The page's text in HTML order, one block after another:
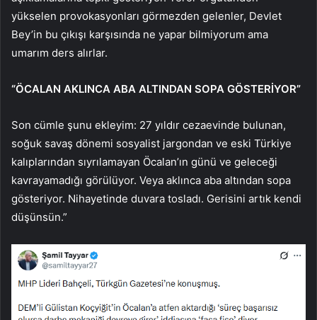
yükselen provokasyonları görmezden gelenler, Devlet
Bey’in bu çıkışı karşısında ne yapar bilmiyorum ama
umarım ders alırlar.
“ÖCALAN AKLINCA ABA ALTINDAN SOPA GÖSTERİYOR”
Son cümle şunu ekleyim: 27 yıldır cezaevinde bulunan,
soğuk savaş dönemi sosyalist jargondan ve eski Türkiye
kalıplarından sıyrılamayan Öcalan’ın günü ve geleceği
kavrayamadığı görülüyor. Veya aklınca aba altından sopa
gösteriyor. Nihayetinde duvara tosladı. Gerisini artık kendi
düşünsün.”